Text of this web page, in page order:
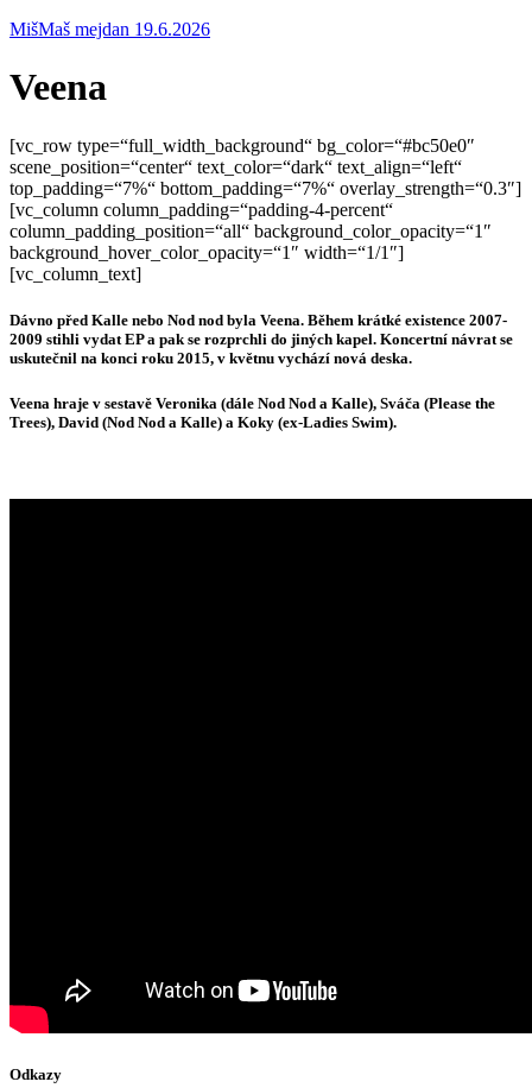
MišMaš mejdan 19.6.2026
Veena
[vc_row type=“full_width_background“ bg_color=“#bc50e0″
scene_position=“center“ text_color=“dark“ text_align=“left“
top_padding=“7%“ bottom_padding=“7%“ overlay_strength=“0.3″]
[vc_column column_padding=“padding-4-percent“
column_padding_position=“all“ background_color_opacity=“1″
background_hover_color_opacity=“1″ width=“1/1″]
[vc_column_text]
Dávno před Kalle nebo Nod nod byla Veena. Během krátké existence 2007-
2009 stihli vydat EP a pak se rozprchli do jiných kapel. Koncertní návrat se
uskutečnil na konci roku 2015, v květnu vychází nová deska.
Veena hraje v sestavě Veronika (dále Nod Nod a Kalle), Sváča (Please the
Trees), David (Nod Nod a Kalle) a Koky (ex-Ladies Swim).
Odkazy